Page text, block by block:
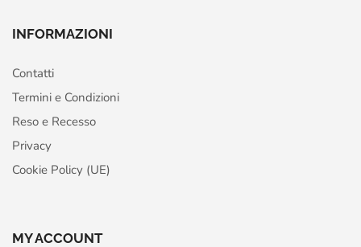
INFORMAZIONI
Contatti
Termini e Condizioni
Reso e Recesso
Privacy
Cookie Policy (UE)
MY ACCOUNT